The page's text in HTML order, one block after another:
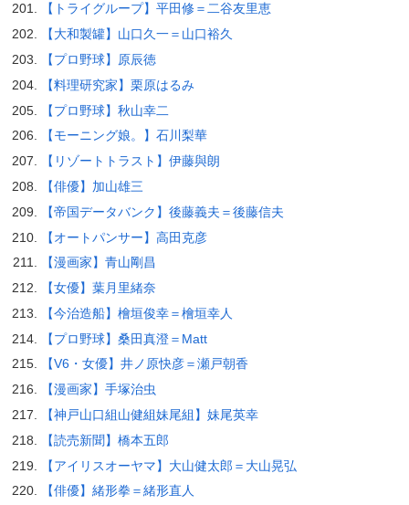
【トライグループ】平田修＝二谷友里恵
【大和製罐】山口久一＝山口裕久
【プロ野球】原辰徳
【料理研究家】栗原はるみ
【プロ野球】秋山幸二
【モーニング娘。】石川梨華
【リゾートトラスト】伊藤與朗
【俳優】加山雄三
【帝国データバンク】後藤義夫＝後藤信夫
【オートパンサー】高田克彦
【漫画家】青山剛昌
【女優】葉月里緒奈
【今治造船】檜垣俊幸＝檜垣幸人
【プロ野球】桑田真澄＝Matt
【V6・女優】井ノ原快彦＝瀬戸朝香
【漫画家】手塚治虫
【神戸山口組山健組妹尾組】妹尾英幸
【読売新聞】橋本五郎
【アイリスオーヤマ】大山健太郎＝大山晃弘
【俳優】緒形拳＝緒形直人